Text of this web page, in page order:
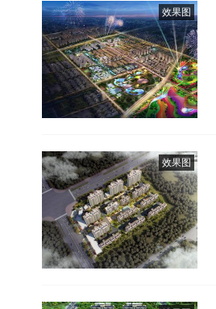
效果图
效果图